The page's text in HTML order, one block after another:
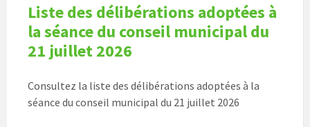
Liste des délibérations adoptées à
la séance du conseil municipal du
21 juillet 2026
Consultez la liste des délibérations adoptées à la
séance du conseil municipal du 21 juillet 2026